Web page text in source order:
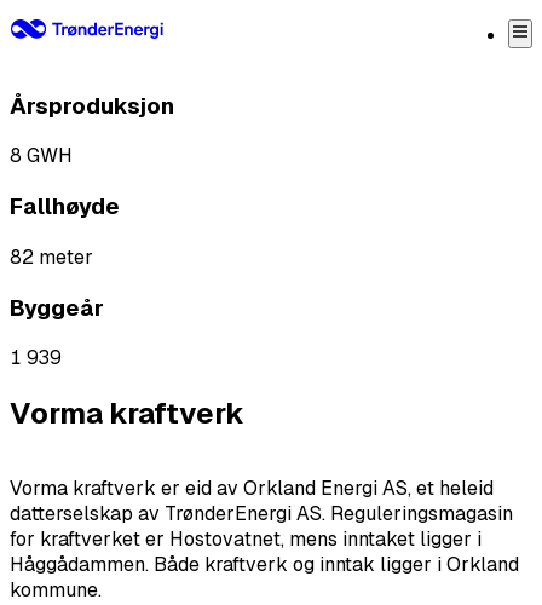
Vorma kraftverk
Årsproduksjon
8 GWH
Fallhøyde
82 meter
Byggeår
1 939
Vorma kraftverk
Vorma kraftverk er eid av Orkland Energi AS, et heleid
datterselskap av TrønderEnergi AS. Reguleringsmagasin
for kraftverket er Hostovatnet, mens inntaket ligger i
Håggådammen. Både kraftverk og inntak ligger i Orkland
kommune.